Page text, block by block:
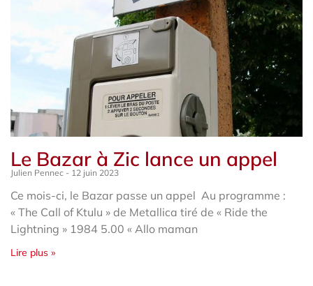
Le Bazar à Zic lance un appel
Julien Pennec 12 juin 2023
Ce mois-ci, le Bazar passe un appel Au programme :
« The Call of Ktulu » de Metallica tiré de « Ride the
Lightning » 1984 5.00 « Allo maman
Lire plus »